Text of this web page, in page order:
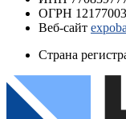
ОГРН
Веб-сайт
Страна